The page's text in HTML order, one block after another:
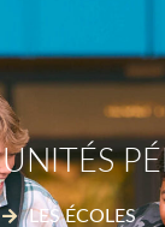
UNITÉS
LES ÉCOLES